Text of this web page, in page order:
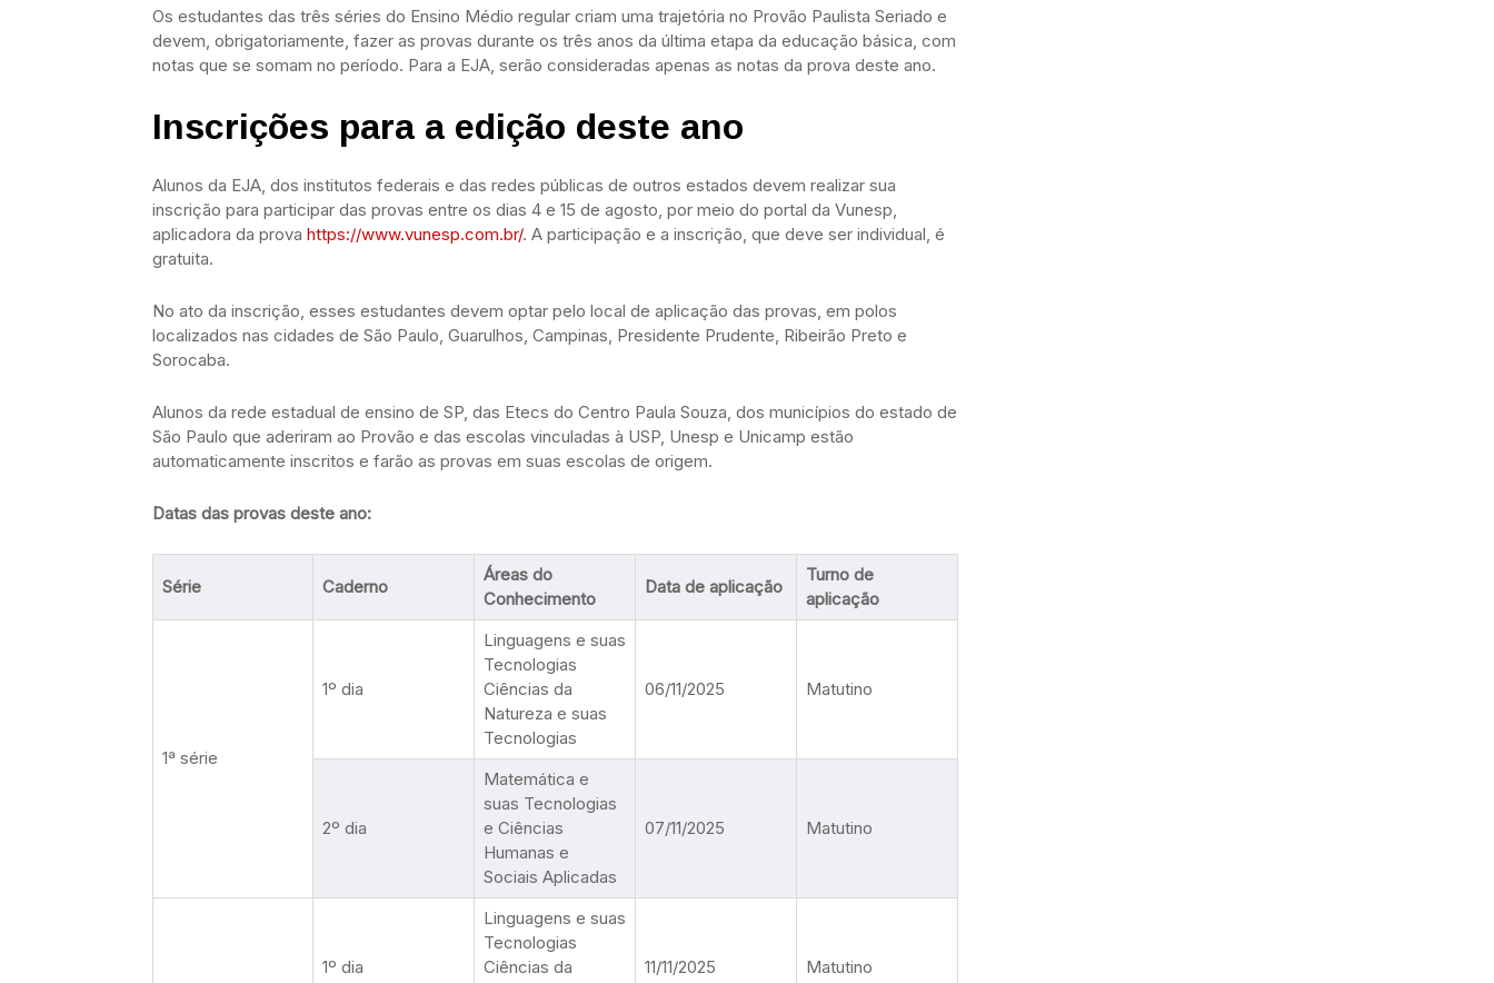
Os estudantes das três séries do Ensino Médio regular criam uma trajetória no Provão Paulista Seriado e
devem, obrigatoriamente, fazer as provas durante os três anos da última etapa da educação básica, com
notas que se somam no período. Para a EJA, serão consideradas apenas as notas da prova deste ano.
Inscrições para a edição deste ano
Alunos da EJA, dos institutos federais e das redes públicas de outros estados devem realizar sua
inscrição para participar das provas entre os dias 4 e 15 de agosto, por meio do portal da Vunesp,
aplicadora da prova https://www.vunesp.com.br/. A participação e a inscrição, que deve ser individual, é
gratuita.
No ato da inscrição, esses estudantes devem optar pelo local de aplicação das provas, em polos
localizados nas cidades de São Paulo, Guarulhos, Campinas, Presidente Prudente, Ribeirão Preto e
Sorocaba.
Alunos da rede estadual de ensino de SP, das Etecs do Centro Paula Souza, dos municípios do estado de
São Paulo que aderiram ao Provão e das escolas vinculadas à USP, Unesp e Unicamp estão
automaticamente inscritos e farão as provas em suas escolas de origem.
Datas das provas deste ano:
Série Caderno
Áreas do
Conhecimento
Data de aplicação
Turno de
aplicação
1ª série
1º dia
Linguagens e suas
Tecnologias
Ciências da
Natureza e suas
Tecnologias
06/11/2025 Matutino
2º dia
Matemática e
suas Tecnologias
e Ciências
Humanas e
Sociais Aplicadas
07/11/2025 Matutino
1º dia
Linguagens e suas
Tecnologias
Ciências da
11/11/2025 Matutino